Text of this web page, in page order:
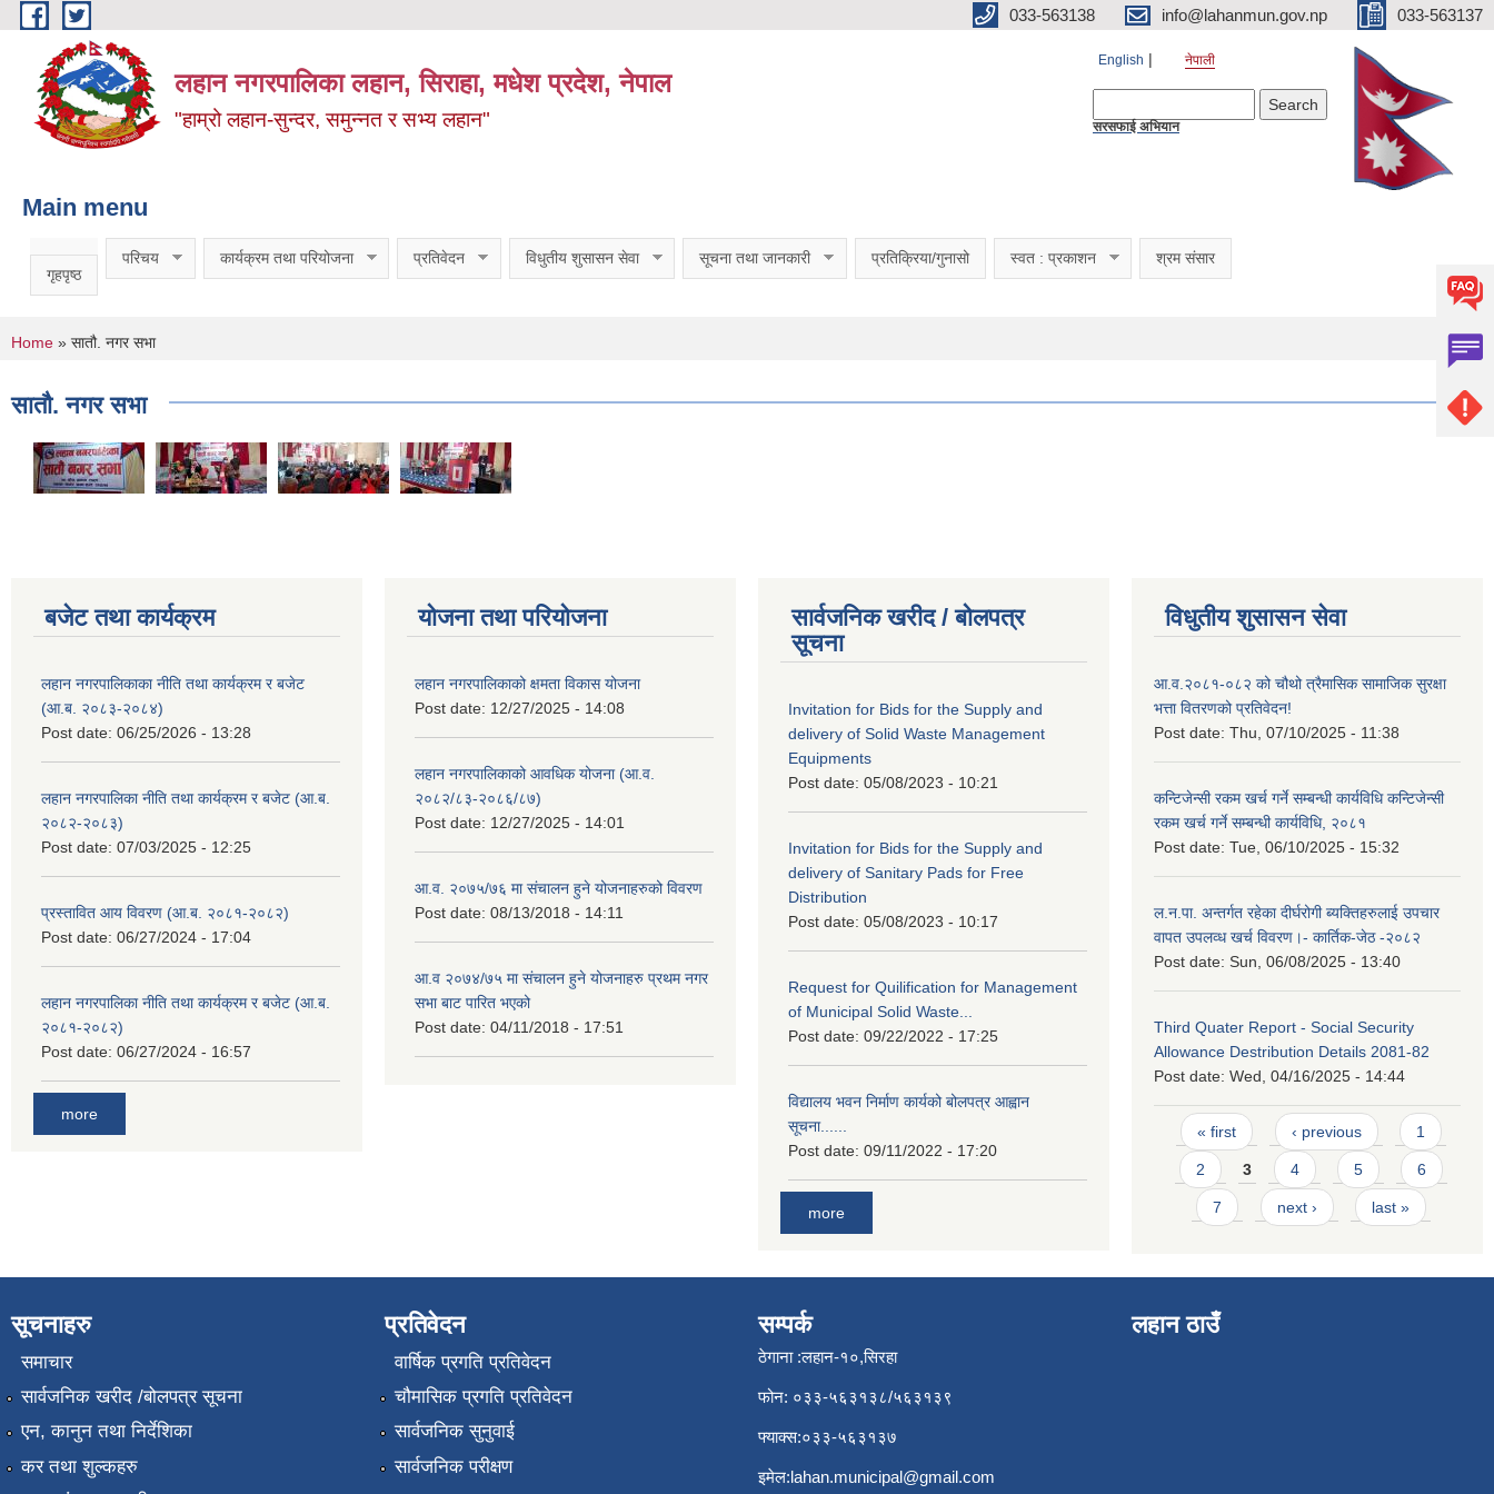
Skip to main content 033-563138 info@lahanmun.gov.np 033-563137
लहान नगरपालिका लहान, सिराहा, मधेश प्रदेश, नेपाल
"हाम्रो लहान-सुन्दर, समुन्नत र सभ्य लहान"
English नेपाली
सरसफाई अभियान
Main menu
गृहपृष्ठ
परिचय कार्यक्रम तथा परियोजना प्रतिवेदन विधुतीय शुसासन सेवा सूचना तथा जानकारी प्रतिक्रिया/गुनासो स्वत : प्रकाशन श्रम संसार
You are here
Home » सातौ. नगर सभा
सातौ. नगर सभा
बजेट तथा कार्यक्रम
लहान नगरपालिकाका नीति तथा कार्यक्रम र बजेट
(आ.ब. २०८३-२०८४)
Post date: 06/25/2026 - 13:28
लहान नगरपालिका नीति तथा कार्यक्रम र बजेट (आ.ब.
२०८२-२०८३)
Post date: 07/03/2025 - 12:25
प्रस्तावित आय विवरण (आ.ब. २०८१-२०८२)
Post date: 06/27/2024 - 17:04
लहान नगरपालिका नीति तथा कार्यक्रम र बजेट (आ.ब.
२०८१-२०८२)
Post date: 06/27/2024 - 16:57
more
योजना तथा परियोजना
लहान नगरपालिकाको क्षमता विकास योजना
Post date: 12/27/2025 - 14:08
लहान नगरपालिकाको आवधिक योजना (आ.व.
२०८२/८३-२०८६/८७)
Post date: 12/27/2025 - 14:01
आ.व. २०७५/७६ मा संचालन हुने योजनाहरुको विवरण
Post date: 08/13/2018 - 14:11
आ.व २०७४/७५ मा संचालन हुने योजनाहरु प्रथम नगर
सभा बाट पारित भएको
Post date: 04/11/2018 - 17:51
सार्वजनिक खरीद / बोलपत्र
सूचना
Invitation for Bids for the Supply and
delivery of Solid Waste Management
Equipments
Post date: 05/08/2023 - 10:21
Invitation for Bids for the Supply and
delivery of Sanitary Pads for Free
Distribution
Post date: 05/08/2023 - 10:17
Request for Quilification for Management
of Municipal Solid Waste...
Post date: 09/22/2022 - 17:25
विद्यालय भवन निर्माण कार्यको बोलपत्र आह्वान
सूचना......
Post date: 09/11/2022 - 17:20
more
विधुतीय शुसासन सेवा
आ.व.२०८१-०८२ को चौथो त्रैमासिक सामाजिक सुरक्षा
भत्ता वितरणको प्रतिवेदन!
Post date: Thu, 07/10/2025 - 11:38
कन्टिजेन्सी रकम खर्च गर्ने सम्बन्धी कार्यविधि कन्टिजेन्सी
रकम खर्च गर्ने सम्बन्धी कार्यविधि, २०८१
Post date: Tue, 06/10/2025 - 15:32
ल.न.पा. अन्तर्गत रहेका दीर्घरोगी ब्यक्तिहरुलाई उपचार
वापत उपलव्ध खर्च विवरण।- कार्तिक-जेठ -२०८२
Post date: Sun, 06/08/2025 - 13:40
Third Quater Report - Social Security
Allowance Destribution Details 2081-82
Post date: Wed, 04/16/2025 - 14:44
Pages
« first ‹ previous 1
2 3 4 5 6
7 next › last »
सूचनाहरु
समाचार
सार्वजनिक खरीद /बोलपत्र सूचना
एन, कानुन तथा निर्देशिका
कर तथा शुल्कहरु
प्रतिवेदन
वार्षिक प्रगति प्रतिवेदन
चौमासिक प्रगति प्रतिवेदन
सार्वजनिक सुनुवाई
सार्वजनिक परीक्षण
सम्पर्क
ठेगाना :लहान-१०,सिरहा
फोन: ०३३-५६३१३८/५६३१३९
फ्याक्स:०३३-५६३१३७
इमेल:lahan.municipal@gmail.com
लहान ठाउँ